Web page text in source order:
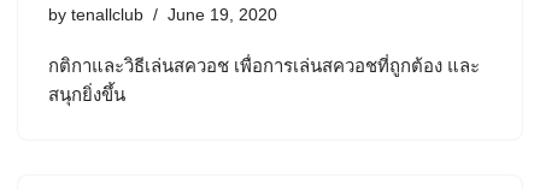
by tenallclub June 19, 2020
กติกาและวิธีเล่นสควอช เพื่อการเล่นสควอชที่ถูกต้อง และ
สนุกยิ่งขึ้น